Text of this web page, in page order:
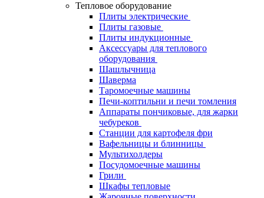
Тепловое оборудование
Плиты электрические
Плиты газовые
Плиты индукционные
Аксессуары для теплового
оборудования
Шашлычница
Шаверма
Таромоечные машины
Печи-коптильни и печи томления
Аппараты пончиковые, для жарки
чебуреков
Станции для картофеля фри
Вафельницы и блинницы
Мультихолдеры
Посудомоечные машины
Грили
Шкафы тепловые